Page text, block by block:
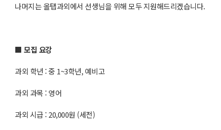
나머지는 올탭과외에서 선생님을 위해 모두 지원해드리겠습니다.
■ 모집 요강
과외 학년 : 중 1~3학년, 예비고
과외 과목 : 영어
과외 시급 : 20,000원 (세전)